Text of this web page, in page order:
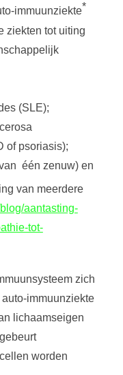
immuunziekte*
ziekten tot uiting
(SLE);
of psoriasis);
één zenuw) en
van meerdere
aantasting-
tot-
zich
immuunziekte
lichaamseigen
worden